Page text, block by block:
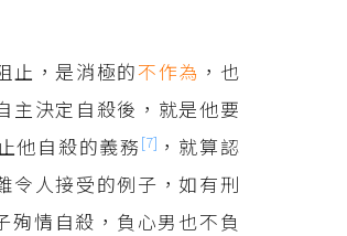
止，是消極的不作為 ，也
主決定自殺後，就是他要
他自殺的義務 [7] ，就算認
令人接受的例子，如有刑
殉情自殺，負心男也不負